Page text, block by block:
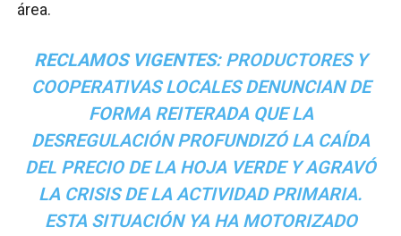
área.
RECLAMOS VIGENTES:PRODUCTORES Y
COOPERATIVAS LOCALES DENUNCIAN DE
FORMA REITERADA QUE LA
DESREGULACIÓN PROFUNDIZÓ LA CAÍDA
DEL PRECIO DE LA HOJA VERDE Y AGRAVÓ
LA CRISIS DE LA ACTIVIDAD PRIMARIA.
ESTA SITUACIÓN YA HA MOTORIZADO